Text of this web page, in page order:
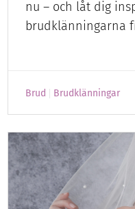
nu – och låt dig
brudklänningarna
Brud Brudklänningar